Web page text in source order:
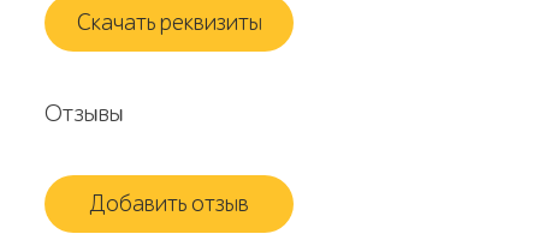
Скачать реквизиты
Отзывы
Добавить отзыв